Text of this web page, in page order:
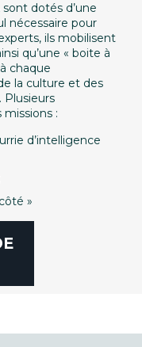
dotés d’une
nécessaire pour
ils mobilisent
qu’une « boite à
chaque
la culture et des
Plusieurs
:
d’intelligence
»